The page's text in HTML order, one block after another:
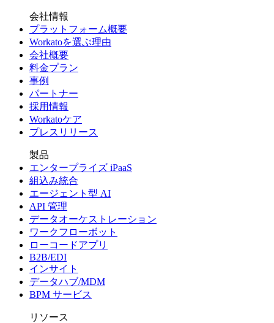
会社情報
プラットフォーム概要
Workatoを選ぶ理由
会社概要
料金プラン
事例
パートナー
採用情報
Workatoケア
プレスリリース
製品
エンタープライズ iPaaS
組込み統合
エージェント型 AI
API 管理
データオーケストレーション
ワークフローボット
ローコードアプリ
B2B/EDI
インサイト
データハブ/MDM
BPM サービス
リソース